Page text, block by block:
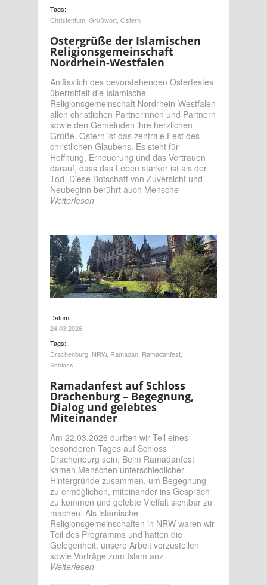
Tags:
Christentum, Grußwort, Ostern
Ostergrüße der Islamischen
Religionsgemeinschaft
Nordrhein-Westfalen
Anlässlich des bevorstehenden Osterfestes
übermittelt die Islamische
Religionsgemeinschaft Nordrhein-Westfalen
allen christlichen Partnerinnen und Partnern
sowie den Gemeinden ihre herzlichen
Grüße. Ostern ist das zentrale Fest des
christlichen Glaubens. Es steht für
Hoffnung, Erneuerung und das Vertrauen
darauf, dass das Leben stärker ist als der
Tod. Diese Botschaft von Zuversicht und
Neubeginn berührt auch Mensche
Weiterlesen
Datum:
24.03.2026
Tags:
Drachenburg NRW, Ramadan Ramadanfest
Schloss
Ramadanfest auf Schloss
Drachenburg – Begegnung,
Dialog und gelebtes
Miteinander
Am 22.03.2026 durften wir Teil eines
besonderen Tages auf Schloss
Drachenburg sein: Beim Ramadanfest
kamen Menschen unterschiedlicher
Hintergründe zusammen, um Begegnung
zu ermöglichen, miteinander ins Gespräch
zu kommen und gelebte Vielfalt sichtbar zu
machen. Als islamische
Religionsgemeinschaften in NRW waren wir
Teil des Programms und hatten die
Gelegenheit, unsere Arbeit vorzustellen
sowie Vorträge zum Islam anz
Weiterlesen